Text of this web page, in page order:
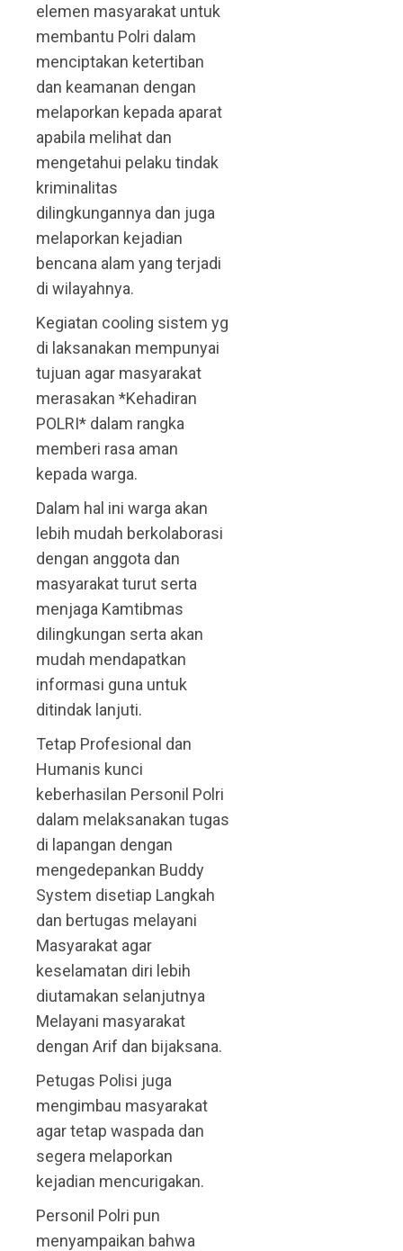
elemen masyarakat untuk
membantu Polri dalam
menciptakan ketertiban
dan keamanan dengan
melaporkan kepada aparat
apabila melihat dan
mengetahui pelaku tindak
kriminalitas
dilingkungannya dan juga
melaporkan kejadian
bencana alam yang terjadi
di wilayahnya.
Kegiatan cooling sistem yg
di laksanakan mempunyai
tujuan agar masyarakat
merasakan *Kehadiran
POLRI* dalam rangka
memberi rasa aman
kepada warga.
Dalam hal ini warga akan
lebih mudah berkolaborasi
dengan anggota dan
masyarakat turut serta
menjaga Kamtibmas
dilingkungan serta akan
mudah mendapatkan
informasi guna untuk
ditindak lanjuti.
Tetap Profesional dan
Humanis kunci
keberhasilan Personil Polri
dalam melaksanakan tugas
di lapangan dengan
mengedepankan Buddy
System disetiap Langkah
dan bertugas melayani
Masyarakat agar
keselamatan diri lebih
diutamakan selanjutnya
Melayani masyarakat
dengan Arif dan bijaksana.
Petugas Polisi juga
mengimbau masyarakat
agar tetap waspada dan
segera melaporkan
kejadian mencurigakan.
Personil Polri pun
menyampaikan bahwa